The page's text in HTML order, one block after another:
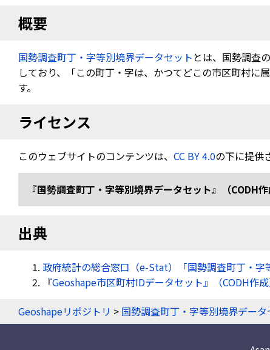
概要
国勢調査町丁・字等別境界データセット とは、国勢調査
しており、「この町丁・字は、かつてどこの市区町村
す。
ライセンス
このウェブサイトのコンテンツは、 CC BY 4.0の下に提供
『国勢調査町丁・字等別境界データセット』（
出典
政府統計の総合窓口（e-Stat）「国勢調査町丁・字
『Geoshape市区町村IDデータセット』（CODH作成
Geoshapeリポジトリ > 国勢調査町丁・字等別境界データ